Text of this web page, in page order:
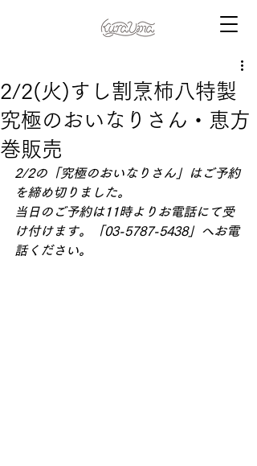
2/2(火)すし割烹柿八特製
究極のおいなりさん・恵方
巻販売
2/2の「究極のおいなりさん」はご予約
を締め切りました。
当日のご予約は11時よりお電話にて受
け付けます。「03-5787-5438」へお電
話ください。